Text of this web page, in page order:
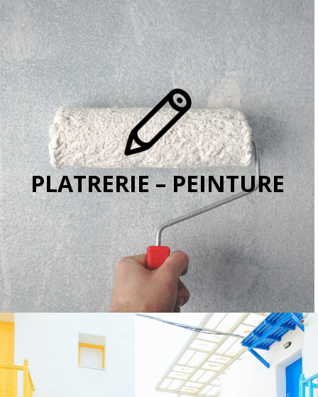
PLATRERIE – PEINTURE